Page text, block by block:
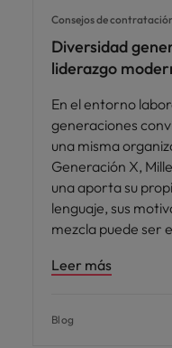
Consejos de
Diversidad
liderazgo
En el entorno
generaciones
una misma
Generación X,
una aporta su
lenguaje, sus
mezcla puede ser
Leer más
Blog